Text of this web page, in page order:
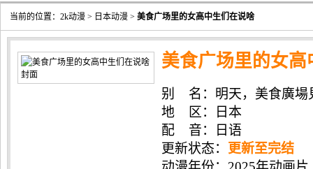
当前的位置： 2k动漫 > 日本动漫 > 美食广场里的女高中生们在说啥
美食广场里的女高
别 名：明天，美食廣場
见 , See You Tomorrow at
地 区：日本
配 音：日语
更新状态：
更新至完结